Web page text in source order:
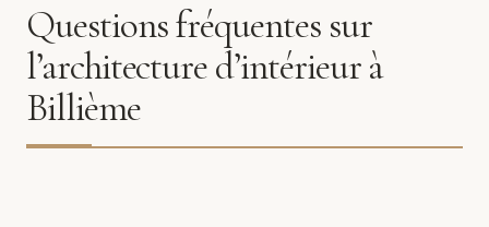
Questions fréquentes sur
l’architecture d’intérieur à
Billième